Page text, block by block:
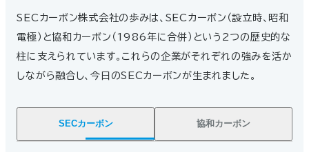
SECカーボン株式会社の歩みは、SECカーボン（設立時、昭和
電極）と協和カーボン（1986年に合併）という2つの歴史的な
柱に支えられています。これらの企業がそれぞれの強みを活か
しながら融合し、今日のSECカーボンが生まれました。
SECカーボン 協和カーボン